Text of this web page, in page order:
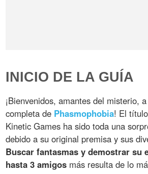
INICIO DE LA GUÍA
¡Bienvenidos, amantes del misterio,
completa de Phasmophobia! El
Kinetic Games ha sido toda una
debido a su original premisa y sus
Buscar fantasmas y demostrar su
hasta 3 amigos más resulta de lo